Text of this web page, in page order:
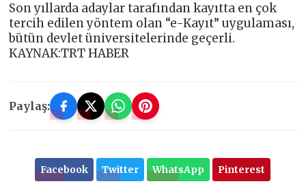
Son yıllarda adaylar tarafından kayıtta en çok
tercih edilen yöntem olan “e-Kayıt” uygulaması,
bütün devlet üniversitelerinde geçerli.
KAYNAK:TRT HABER
Paylaş:
Facebook Twitter WhatsApp Pinterest